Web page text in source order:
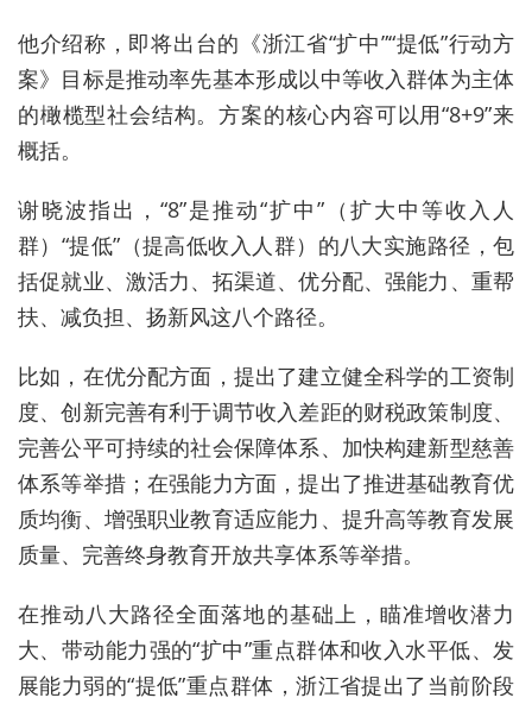
他介绍称，即将出台的《浙江省“扩中”“提低”行动方
案》目标是推动率先基本形成以中等收入群体为主体
的橄榄型社会结构。方案的核心内容可以用“8+9”来
概括。
谢晓波指出，“8”是推动“扩中”（扩大中等收入人
群）“提低”（提高低收入人群）的八大实施路径，包
括促就业、激活力、拓渠道、优分配、强能力、重帮
扶、减负担、扬新风这八个路径。
比如，在优分配方面，提出了建立健全科学的工资制
度、创新完善有利于调节收入差距的财税政策制度、
完善公平可持续的社会保障体系、加快构建新型慈善
体系等举措；在强能力方面，提出了推进基础教育优
质均衡、增强职业教育适应能力、提升高等教育发展
质量、完善终身教育开放共享体系等举措。
在推动八大路径全面落地的基础上，瞄准增收潜力
大、带动能力强的“扩中”重点群体和收入水平低、发
展能力弱的“提低”重点群体，浙江省提出了当前阶段